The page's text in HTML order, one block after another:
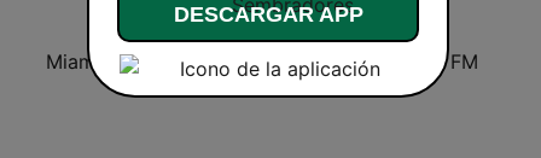
Radio Centro Cristiano Del Sol FM
DESCARGAR APP